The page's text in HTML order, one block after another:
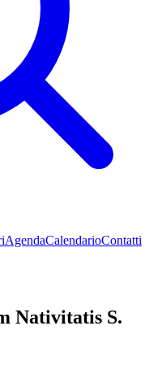
AgendaCalendarioContatti
Nativitatis S.